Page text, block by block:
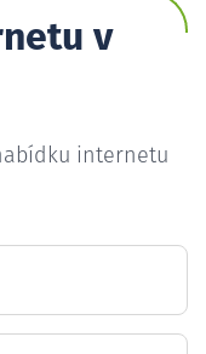
v
internetu